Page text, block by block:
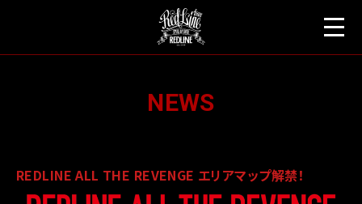
HOME
NEWS
HISTORY
TICKETS
NEWS
REDLINE ALL THE REVENGE エリアマップ解禁！